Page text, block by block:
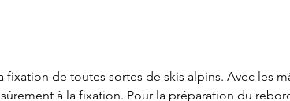
de toutes sortes de skis alpins. Avec les
à la fixation. Pour la préparation du